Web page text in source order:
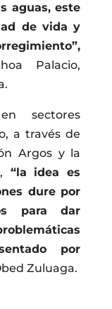
aguas, este
de vida y
Palacio,
sectores
a través de
Argos y la
“la idea es
dure por
para dar
por
Zuluaga.